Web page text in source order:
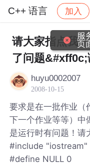
C++ 语言 加入
社区 C++ 语言
请大家指点我
了问题&#xff0c;
huyu0002007
2008-10-15
要求是在一批作业（
下一个作业等等）中
是运行时有问题！请
#include "iostream"
#define NULL 0
服
页